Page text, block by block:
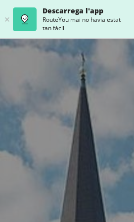
Descarrega l'app
RouteYou mai no havia estat
tan fàcil